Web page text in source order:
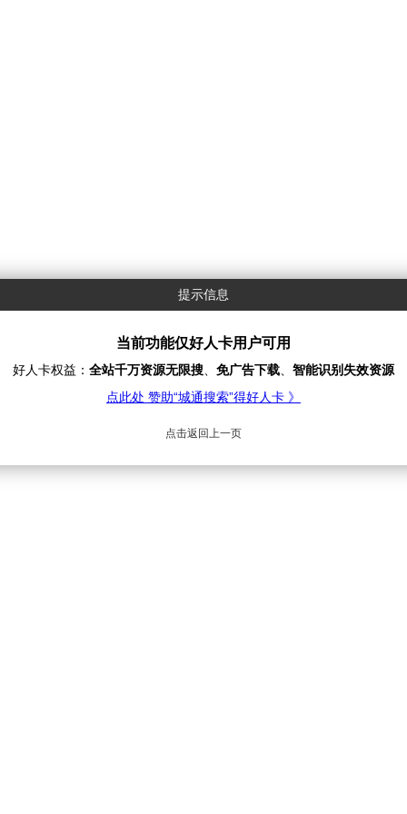
提示信息
当前功能仅好人卡用户可用
好人卡权益： 全站千万资源无限搜、 免广告下载、 智能识别失效资源
点此处 赞助“城通搜索”得好人卡 》
点击返回上一页